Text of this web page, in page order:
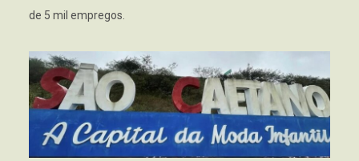
de 5 mil empregos.